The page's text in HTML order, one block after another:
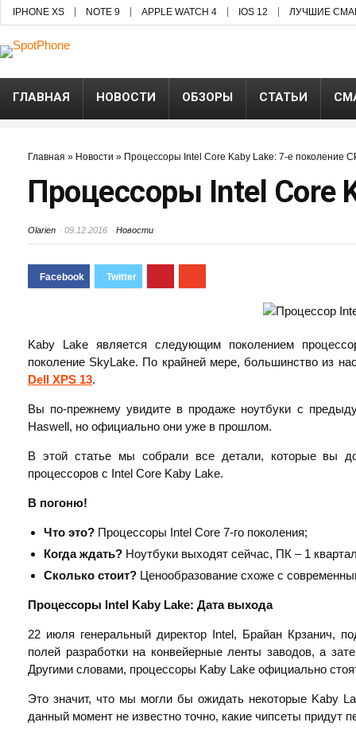
IPHONE XS NOTE 9 APPLE WATCH 4 IOS 12 ЛУЧШИЕ
ГЛАВНАЯ НОВОСТИ ОБЗОРЫ СТАТЬИ
Главная » Новости » Процессоры Intel Core Kaby Lake: 7-е поколение
Процессоры Intel Core
Olarien 09.12.2016 Новости
Kaby Lake является следующим поколением
поколение SkyLake. По крайней мере, большинство из
Dell XPS 13.
Вы по-прежнему увидите в продаже ноутбуки с
Haswell, но официально они уже в прошлом.
В этой статье мы собрали все детали, которые вы
процессоров с Intel Core Kaby Lake.
В погоню!
Что это? Процессоры Intel Core 7-го поколения;
Когда ждать? Ноутбуки выходят сейчас, ПК – 1
Сколько стоит? Ценообразование схоже с
Процессоры Intel Kaby Lake: Дата выхода
22 июля генеральный директор Intel, Брайан Крзанич,
полей разработки на конвейерные ленты заводов, а
Другими словами, процессоры Kaby Lake официально
Это значит, что мы могли бы ожидать некоторые Kaby
данный момент не известно точно, какие чипсеты придут